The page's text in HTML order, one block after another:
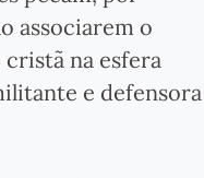
associarem o
na esfera
e defensora